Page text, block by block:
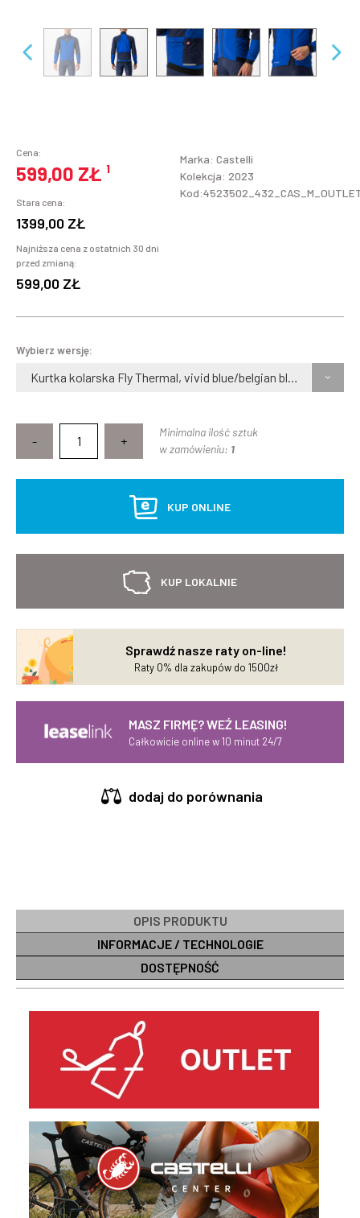
Cena:
599,00 ZŁ ¹
Stara cena:
1399,00 ZŁ
Najniższa cena z ostatnich 30 dni
przed zmianą:
599,00 ZŁ
Marka: Castelli
Kolekcja: 2023
Wybierz wersję:
Kurtka kolarska Fly Thermal, vivid blue/belgian blue, rozmiar M
- +
Minimalna ilość sztuk
w zamówieniu: 1
KUP ONLINE
KUP LOKALNIE
Sprawdź nasze raty on-line!
Raty 0% dla zakupów do 1500zł
MASZ FIRMĘ? WEŹ LEASING!
Całkowicie online w 10 minut 24/7
dodaj do porównania
OPIS PRODUKTU
INFORMACJE / TECHNOLOGIE
DOSTĘPNOŚĆ